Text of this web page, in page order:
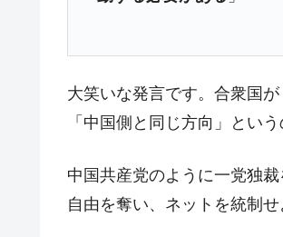
Fact1 夏の甲子園、優勝校を
Fact1 今話題の「楽天ライオン
Fact1 奇跡の毛色「白毛馬」と
Fact1 全て勝つといくら？ 競
大笑いな発言です。合衆国
「中国側と同じ方向」とい
中国共産党のように一党独
自由を奪い、ネットを統制